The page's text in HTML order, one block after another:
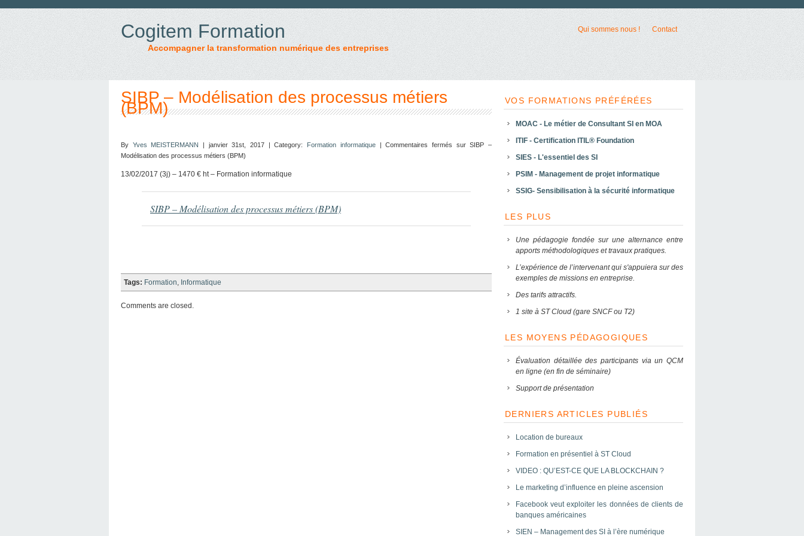
Cogitem Formation
Accompagner la transformation numérique des entreprises
Qui sommes nous ! Contact
SIBP – Modélisation des processus métiers
(BPM)
By Yves MEISTERMANN | janvier 31st, 2017 | Category: Formation informatique|Commentaires fermés sur SIBP –
Modélisation des processus métiers (BPM)
13/02/2017 (3j) – 1470 € ht – Formation informatique
SIBP – Modélisation des processus métiers (BPM)
Tags: Formation, Informatique
Comments are closed.
VOS FORMATIONS PRÉFÉRÉES
MOAC - Le métier de Consultant SI en MOA
ITIF - Certification ITIL® Foundation
SIES - L'essentiel des SI
PSIM - Management de projet informatique
SSIG- Sensibilisation à la sécurité informatique
LES PLUS
Une pédagogie fondée sur une alternance entre
apports méthodologiques et travaux pratiques.
L’expérience de l’intervenant qui s'appuiera sur des
exemples de missions en entreprise.
Des tarifs attractifs.
1 site à ST Cloud (gare SNCF ou T2)
LES MOYENS PÉDAGOGIQUES
Évaluation détaillée des participants via un QCM
en ligne (en fin de séminaire)
Support de présentation
DERNIERS ARTICLES PUBLIÉS
Location de bureaux
Formation en présentiel à ST Cloud
VIDEO : QU’EST-CE QUE LA BLOCKCHAIN ?
Le marketing d’influence en pleine ascension
Facebook veut exploiter les données de clients de
banques américaines
SIEN – Management des SI à l’ère numérique